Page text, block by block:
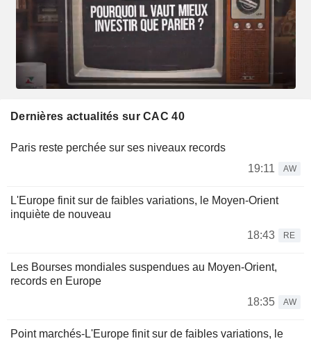
Dernières actualités sur CAC 40
Paris reste perchée sur ses niveaux records
19:11
AW
L'Europe finit sur de faibles variations, le Moyen-Orient
inquiète de nouveau
18:43
RE
Les Bourses mondiales suspendues au Moyen-Orient,
records en Europe
18:35
AW
Point marchés-L'Europe finit sur de faibles variations, le